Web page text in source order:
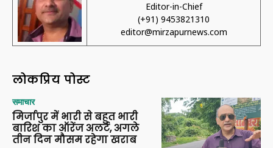
Editor-in-Chief
(+91) 9453821310
editor@mirzapurnews.com
लोकप्रिय पोस्ट
समाचार
मिर्जापुर में भारी से बहुत भारी
बारिश का ऑरेंज अलर्ट, अगले
तीन दिन मौसम रहेगा खराब